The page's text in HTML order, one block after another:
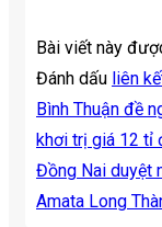
Bài viết này
Đánh dấu liên
Bình Thuận đề
khơi trị giá 12 tỉ
Đồng Nai duyệt
Amata Long